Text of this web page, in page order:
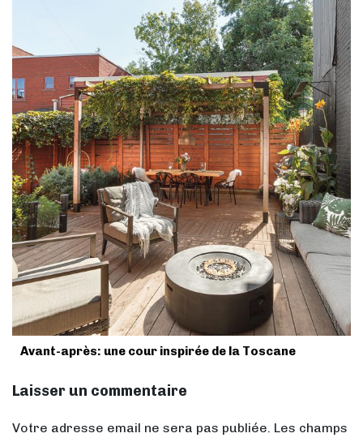
Avant-après: une cour inspirée de la Toscane
Laisser un commentaire
Votre adresse email ne sera pas publiée. Les champs